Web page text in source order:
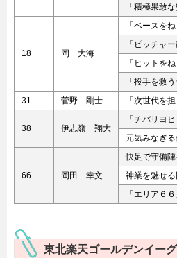
「積極果敢
18 岡 大海
「ベースを
「ピッチャ
「ヒットを
「投手を救
31
菅野 剛士 「次世代を
38 伊志嶺 翔大
「チバリヨ
元気みなぎ
66 岡田 幸文
快足で守備
神業を魅せる
「エリア６
東北楽天ゴールデンイー